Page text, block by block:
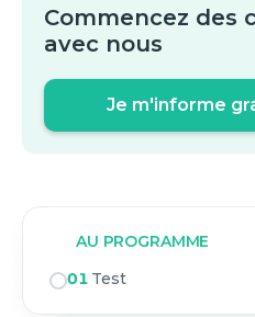
Commencez des
avec nous
Je m'informe
AU PROGRAMME
01 Test